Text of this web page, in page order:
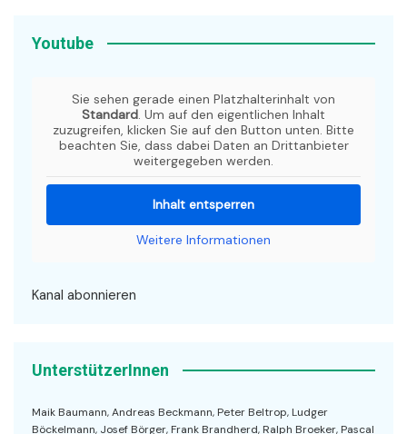
Youtube
Sie sehen gerade einen Platzhalterinhalt von
Standard. Um auf den eigentlichen Inhalt
zuzugreifen, klicken Sie auf den Button unten. Bitte
beachten Sie, dass dabei Daten an Drittanbieter
weitergegeben werden.
Inhalt entsperren
Weitere Informationen
Kanal abonnieren
UnterstützerInnen
Maik Baumann, Andreas Beckmann, Peter Beltrop, Ludger
Böckelmann, Josef Börger, Frank Brandherd, Ralph Broeker, Pascal